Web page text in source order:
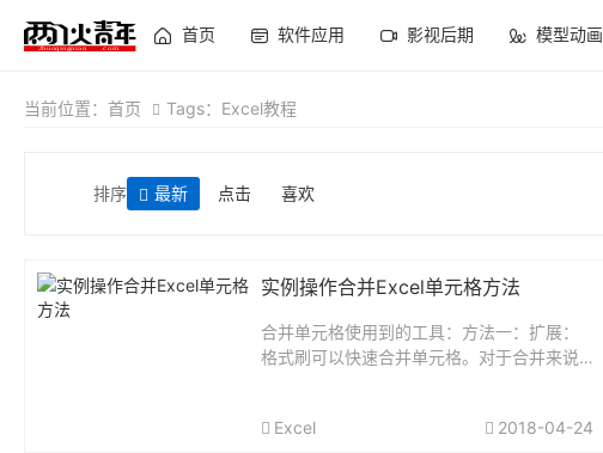
首页 软件应用 影视后期 模型动画
当前位置： 首页 Tags：Excel教程
排序 最新 点击 喜欢
实例操作合并Excel单元格方法
合并单元格使用到的工具：方法一：扩展：
格式刷可以快速合并单元格。对于合并来说
合并单元格的地方单击一下。对于拆分来说
Excel 2018-04-24